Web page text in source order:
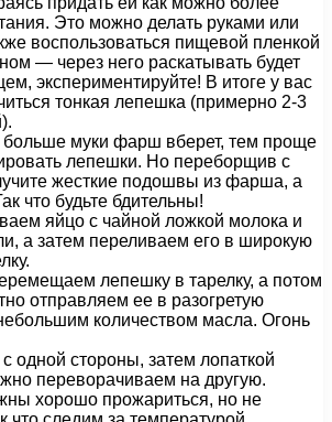
Это можно делать руками или
воспользоваться пищевой пленкой
— через него раскатывать будет
экспериментируйте! В итоге у вас
тонкая лепешка (примерно 2-3
больше муки фарш вберет, тем проще
лепешки. Но переборщив с
жесткие подошвы из фарша, а
что будьте бдительны!
яйцо с чайной ложкой молока и
а затем переливаем его в широкую
лепешку в тарелку, а потом
отправляем ее в разогретую
количеством масла. Огонь
одной стороны, затем лопаткой
переворачиваем на другую.
хорошо прожариться, но не